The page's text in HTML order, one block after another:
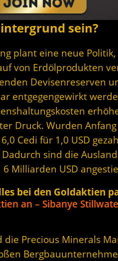
sein?
plant eine neue
von Erdölprodukten
Devisenreserven
entgegengewirkt
Druck. Wurden Anfang
Cedi für 1,0 USD
sind die
Milliarden USD
bei den Goldaktien
an – Sibanye
die Precious Minerals